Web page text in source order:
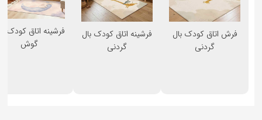
فرش اتاق کودک بال
گردنی
فرشینه اتاق کودک بال
گردنی
گوش